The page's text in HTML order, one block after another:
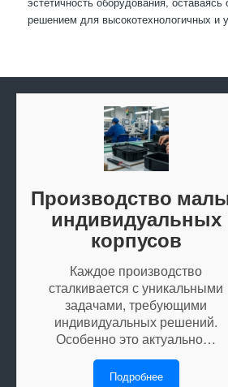
решением для высокотехнологичных и
Производство
индивидуальных
корпусов
Каждое производство
сталкивается с уникальными
задачами, требующими
индивидуальных решений.
Особенно это актуально…
Подробнее